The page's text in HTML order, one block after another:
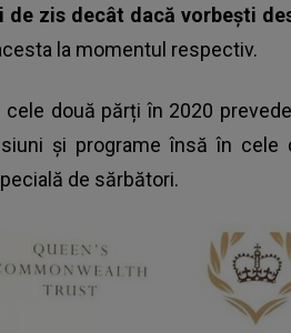
de zis decât dacă vorbești
la momentul respectiv.
două părți în 2020
și programe însă în cele
de sărbători.